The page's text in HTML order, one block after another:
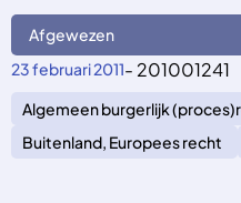
Geen zorgverzekering
Over SKGZ
Nieuws
Casussen
Afgewezen
23 februari 2011- 201001241
Algemeen burgerlijk
Buitenland, Europees recht